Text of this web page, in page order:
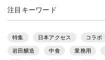
注目キーワード
特集 日本アクセス コラボ
岩田醸造 中食 業務用